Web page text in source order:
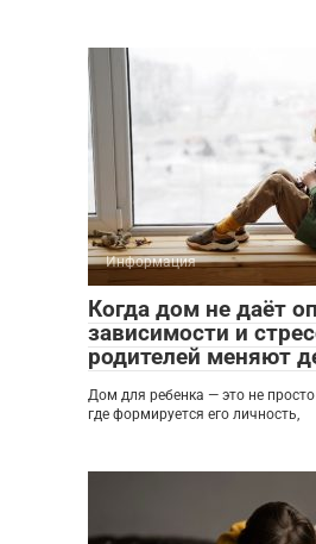
Информация
Когда дом не даёт
зависимости и
родителей меняют
Дом для ребенка — это не
где формируется его личность,